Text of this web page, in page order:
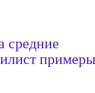
средние
примеры